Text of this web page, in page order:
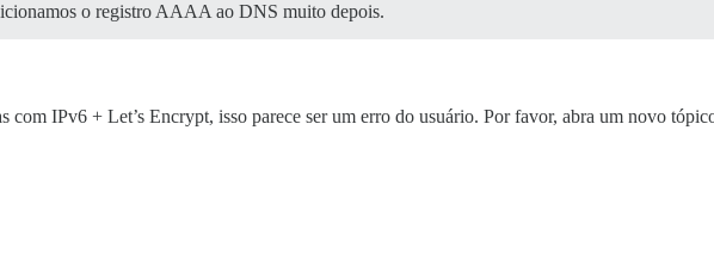
o registro AAAA ao DNS muito depois.
com IPv6 + Let’s Encrypt, isso parece ser um erro do usuário. Por favor, abra um novo